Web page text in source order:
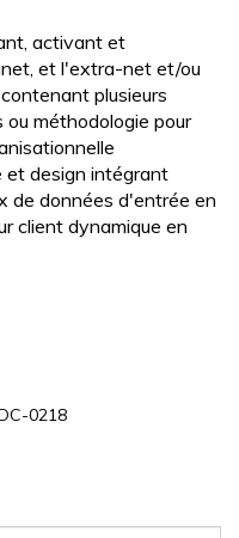
activant et
et l'extra-net et/ou
plusieurs
ou méthodologie pour
et design intégrant
de données d'entrée en
client dynamique en
0218